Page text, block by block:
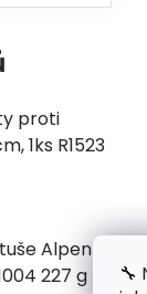
🔧
proti
1ks R1523
Alpen
227 g